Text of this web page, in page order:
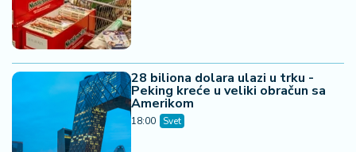
28 biliona dolara ulazi u trku -
Peking kreće u veliki obračun sa
Amerikom
18:00 Svet